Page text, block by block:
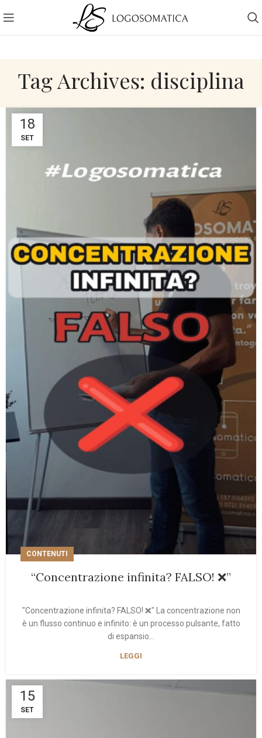
Tag Archives: disciplina
18
SET
CONTENUTI
“Concentrazione infinita? FALSO! ❌”
"Concentrazione infinita? FALSO! ❌" La concentrazione non
è un flusso continuo e infinito: è un processo pulsante, fatto
di espansio...
LEGGI
15
SET